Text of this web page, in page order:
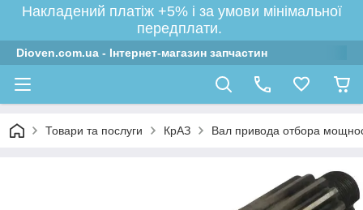
Накладений платіж +5% і за умови мінімальної
передплати.
Dioven.com.ua - Інтернет-магазин запчастин
Товари та послуги КрАЗ Вал привода отбора